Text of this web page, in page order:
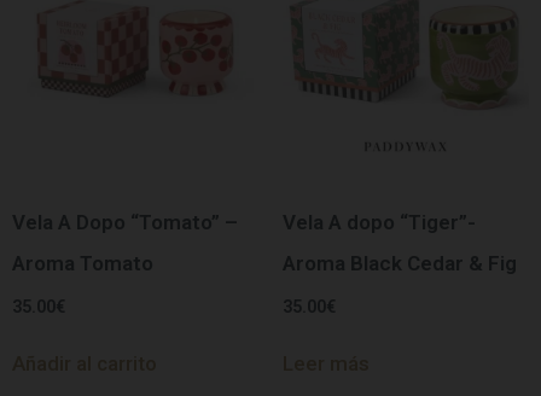
Vela A Dopo “Tomato” –
Aroma Tomato
35.00€
Vela A dopo “Tiger”-
Aroma Black Cedar & Fig
35.00€